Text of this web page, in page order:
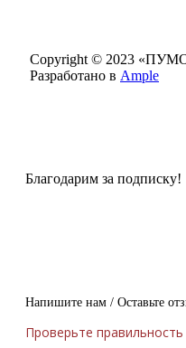
Copyright © 2023
Разработано в Ample
Благодарим за подписку!
Напишите нам / Оставьте
Проверьте